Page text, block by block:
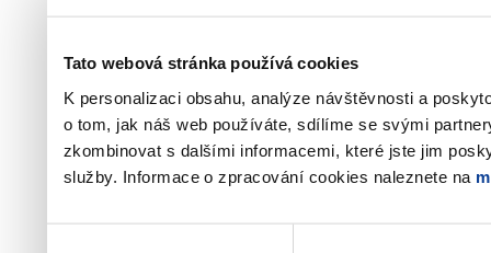
Tato webová stránka používá cookies
K personalizaci obsahu, analýze návštěvnosti a
o tom, jak náš web používáte, sdílíme se svými
zkombinovat s dalšími informacemi, které jste jim
služby. Informace o zpracování cookies naleznete na